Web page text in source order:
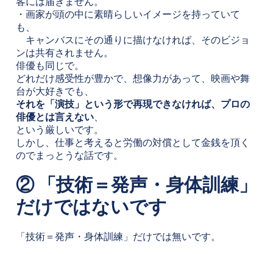
・画家が頭の中に素晴らしいイメージを持っていて
も、
キャンバスにその通りに描けなければ、そのビジョ
ンは共有されません。
俳優も同じで。
どれだけ感受性が豊かで、想像力があって、映画や舞
台が大好きでも、
それを「演技」という形で再現できなければ、プロの
俳優とは言えない、
という厳しいです。
しかし、仕事と考えると労働の対償として金銭を頂く
のでまっとうな話です。
② 「技術＝発声・身体訓練」
だけではないです
「技術＝発声・身体訓練」だけでは無いです。